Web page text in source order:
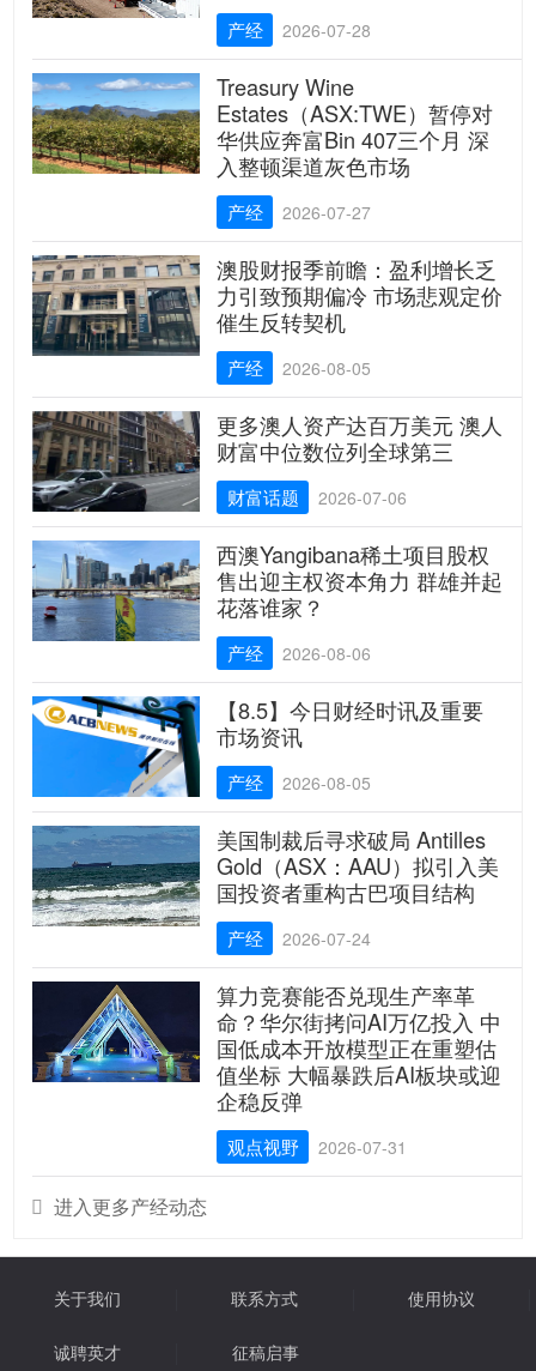
产经 2026-07-28
Treasury Wine
Estates（ASX:TWE）暂停对
华供应奔富Bin 407三个月 深
入整顿渠道灰色市场
产经 2026-07-27
澳股财报季前瞻：盈利增长乏
力引致预期偏冷 市场悲观定价
催生反转契机
产经 2026-08-05
更多澳人资产达百万美元 澳人
财富中位数位列全球第三
财富话题 2026-07-06
西澳Yangibana稀土项目股权
售出迎主权资本角力 群雄并起
花落谁家？
产经 2026-08-06
【8.5】今日财经时讯及重要
市场资讯
产经 2026-08-05
美国制裁后寻求破局 Antilles
Gold（ASX：AAU）拟引入美
国投资者重构古巴项目结构
产经 2026-07-24
算力竞赛能否兑现生产率革
命？华尔街拷问AI万亿投入 中
国低成本开放模型正在重塑估
值坐标 大幅暴跌后AI板块或迎
企稳反弹
观点视野 2026-07-31
 进入更多产经动态
关于我们 联系方式 使用协议
诚聘英才 征稿启事